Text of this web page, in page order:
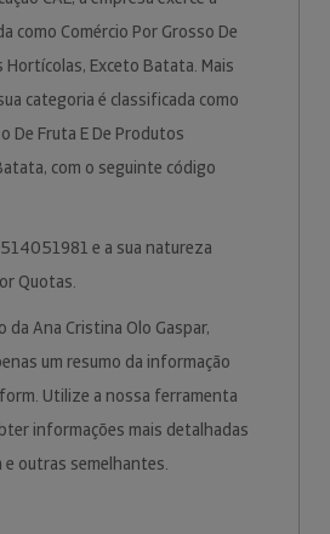
como Comércio Por Grosso De
Hortícolas, Exceto Batata. Mais
categoria é classificada como
De Fruta E De Produtos
com o seguinte código
514051981 e a sua natureza
Quotas.
da Ana Cristina Olo Gaspar,
um resumo da informação
Utilize a nossa ferramenta
informações mais detalhadas
outras semelhantes.